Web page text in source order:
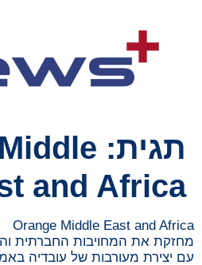
תגית:
and Africa
Orange Middle East and Africa
מחזקת את המחויבות החברתית